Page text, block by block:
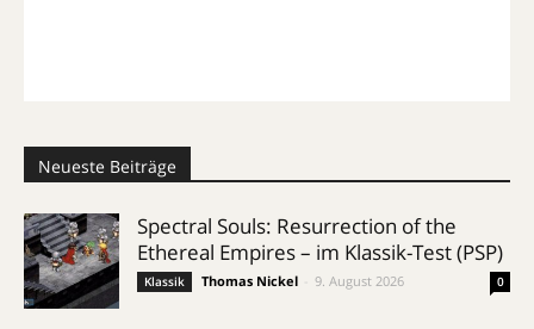
Neueste Beiträge
Spectral Souls: Resurrection of the
Ethereal Empires – im Klassik-Test (PSP)
Klassik Thomas Nickel 9. August 2026 0